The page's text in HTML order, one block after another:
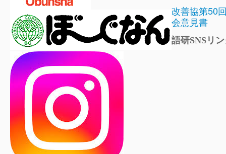
改善協第50
会意見書
語研SNSリ